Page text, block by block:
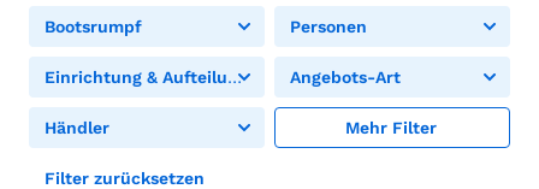
Bootsrumpf Personen
Einrichtung & Aufteilung Angebots-Art
Händler Mehr Filter
Filter zurücksetzen